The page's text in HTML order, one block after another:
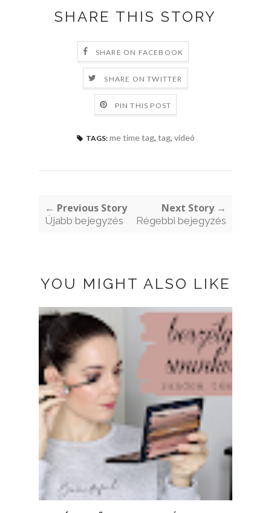
SHARE THIS STORY
SHARE ON FACEBOOK
SHARE ON TWITTER
PIN THIS POST
TAGS: me time tag, tag, videó
← Previous Story
Újabb bejegyzés
Next Story →
Régebbi bejegyzés
YOU MIGHT ALSO LIKE